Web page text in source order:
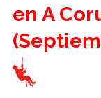
en A